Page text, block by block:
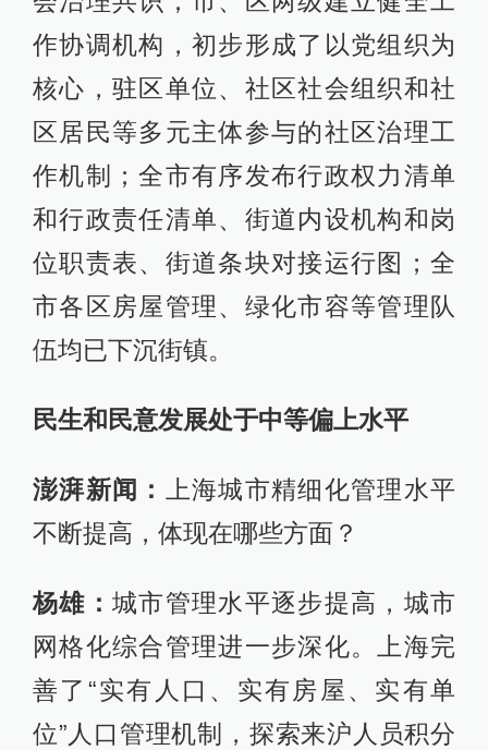
作协调机构，初步形成了以党组织为
核心，驻区单位、社区社会组织和社
区居民等多元主体参与的社区治理工
作机制；全市有序发布行政权力清单
和行政责任清单、街道内设机构和岗
位职责表、街道条块对接运行图；全
市各区房屋管理、绿化市容等管理队
伍均已下沉街镇。
民生和民意发展处于中等偏上水平
澎湃新闻： 上海城市精细化管理水平
不断提高，体现在哪些方面？
杨雄： 城市管理水平逐步提高，城市
网格化综合管理进一步深化。上海完
善了“实有人口、实有房屋、实有单
位”人口管理机制，探索来沪人员积分